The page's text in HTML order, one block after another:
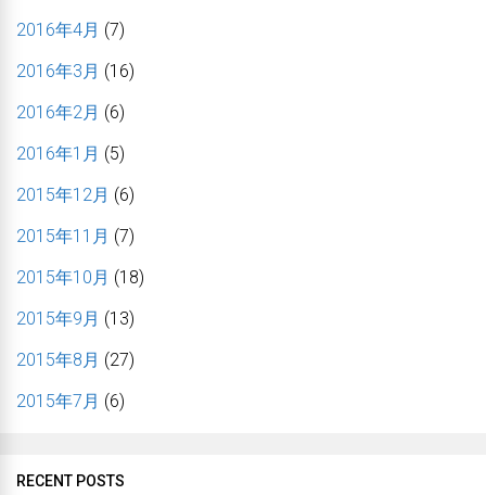
2016年4月 (7)
2016年3月 (16)
2016年2月 (6)
2016年1月 (5)
2015年12月 (6)
2015年11月 (7)
2015年10月 (18)
2015年9月 (13)
2015年8月 (27)
2015年7月 (6)
RECENT POSTS